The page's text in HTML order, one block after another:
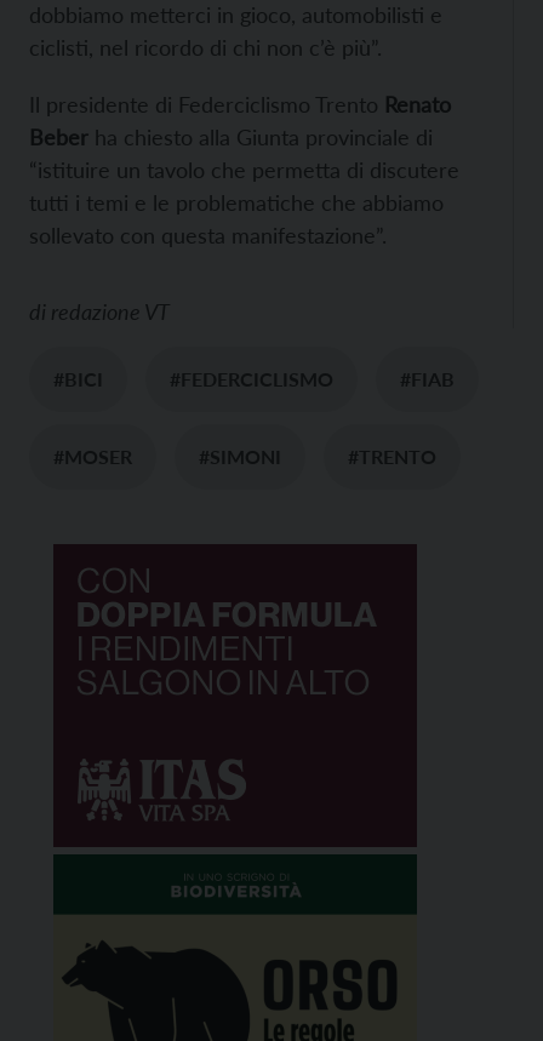
dobbiamo metterci in gioco, automobilisti e
ciclisti, nel ricordo di chi non c’è più”.
Il presidente di Federciclismo Trento Renato
Beber ha chiesto alla Giunta provinciale di
“istituire un tavolo che permetta di discutere
tutti i temi e le problematiche che abbiamo
sollevato con questa manifestazione”.
di redazione VT
#BICI #FEDERCICLISMO #FIAB
#MOSER #SIMONI #TRENTO